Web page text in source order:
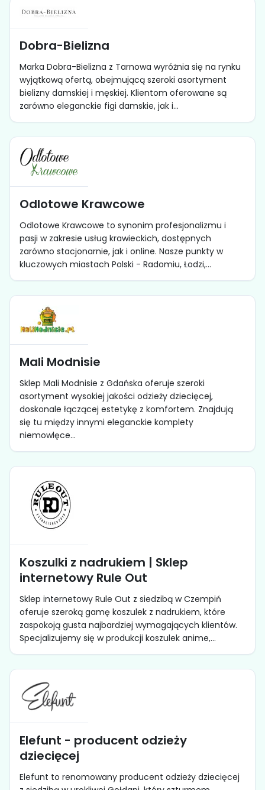
Dobra-Bielizna
Marka Dobra-Bielizna z Tarnowa wyróżnia się na rynku
wyjątkową ofertą, obejmującą szeroki asortyment
bielizny damskiej i męskiej. Klientom oferowane są
zarówno eleganckie figi damskie, jak i...
Odlotowe Krawcowe
Odlotowe Krawcowe to synonim profesjonalizmu i
pasji w zakresie usług krawieckich, dostępnych
zarówno stacjonarnie, jak i online. Nasze punkty w
kluczowych miastach Polski - Radomiu, Łodzi,...
Mali Modnisie
Sklep Mali Modnisie z Gdańska oferuje szeroki
asortyment wysokiej jakości odzieży dziecięcej,
doskonale łączącej estetykę z komfortem. Znajdują
się tu między innymi eleganckie komplety
niemowlęce...
Koszulki z nadrukiem | Sklep
internetowy Rule Out
Sklep internetowy Rule Out z siedzibą w Czempiń
oferuje szeroką gamę koszulek z nadrukiem, które
zaspokoją gusta najbardziej wymagających klientów.
Specjalizujemy się w produkcji koszulek anime,...
Elefunt - producent odzieży
dziecięcej
Elefunt to renomowany producent odzieży dziecięcej